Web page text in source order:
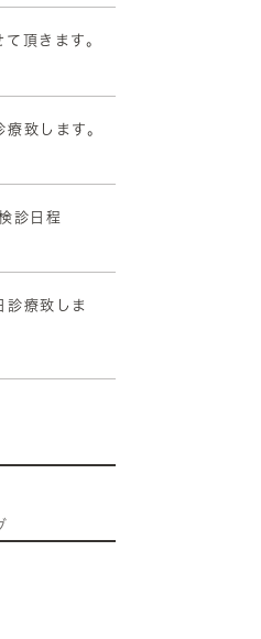
頂きます。
致します。
診日程
診療致しま